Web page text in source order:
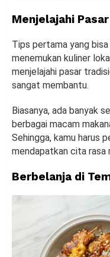
Menjelajahi
Tips pertama yang
menemukan kuliner
menjelajahi pasar
sangat membantu.
Biasanya, ada banyak
berbagai macam
Sehingga, kamu harus
mendapatkan cita rasa
Berbelanja di